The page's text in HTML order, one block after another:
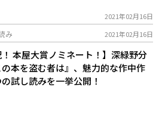
2021年02月16日
み 2021年02月16日
！ 本屋大賞ノミネート！】深緑野分
の本を盗む者は』、魅力的な作中作
の試し読みを一挙公開！